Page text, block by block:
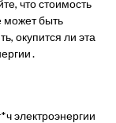
что стоимость
может быть
окупится ли эта
электроэнергии